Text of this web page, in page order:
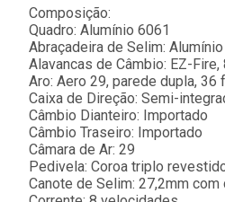
Composição:
Quadro: Alumínio 6061
Abraçadeira de Selim:
Alavancas de Câmbio: EZ-
Aro: Aero 29, parede dupla, 36
Caixa de Direção: Semi-
Câmbio Dianteiro: Importado
Câmbio Traseiro: Importado
Câmara de Ar: 29
Pedivela: Coroa triplo
Canote de Selim: 27,2mm com